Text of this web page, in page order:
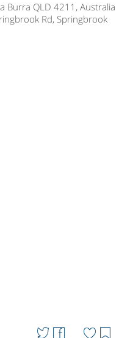
Burra QLD 4211, Australia
Rd, Springbrook